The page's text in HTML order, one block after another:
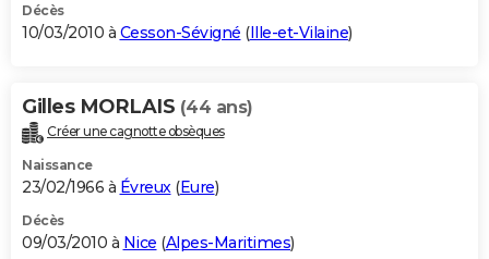
Décès
10/03/2010 à Cesson-Sévigné (Ille-et-Vilaine)
Gilles MORLAIS (44 ans)
Créer une cagnotte obsèques
Naissance
23/02/1966 à Évreux(Eure)
Décès
09/03/2010 à Nice (Alpes-Maritimes)